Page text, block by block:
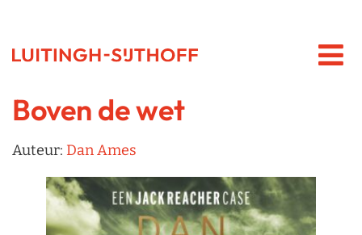
Boven de wet
Auteur: Dan Ames